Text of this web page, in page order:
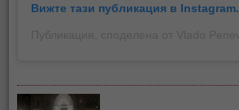
Вижте тази публикация в Instagram.